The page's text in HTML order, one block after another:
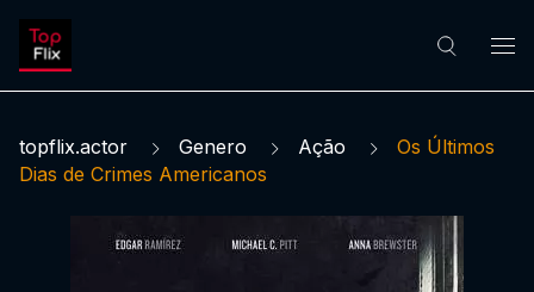
topflix.actor Genero Ação
Os Últimos
Dias de Crimes Americanos